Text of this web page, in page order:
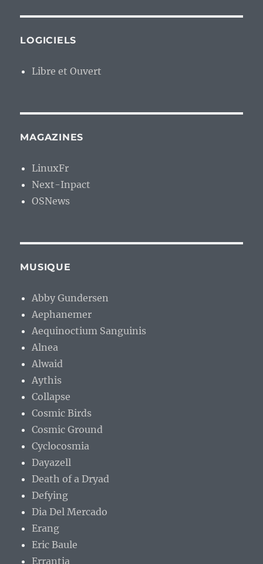
LOGICIELS
Libre et Ouvert
MAGAZINES
LinuxFr
Next-Inpact
OSNews
MUSIQUE
Abby Gundersen
Aephanemer
Aequinoctium Sanguinis
Alnea
Alwaid
Aythis
Collapse
Cosmic Birds
Cosmic Ground
Cyclocosmia
Dayazell
Death of a Dryad
Defying
Dia Del Mercado
Erang
Eric Baule
Errantia